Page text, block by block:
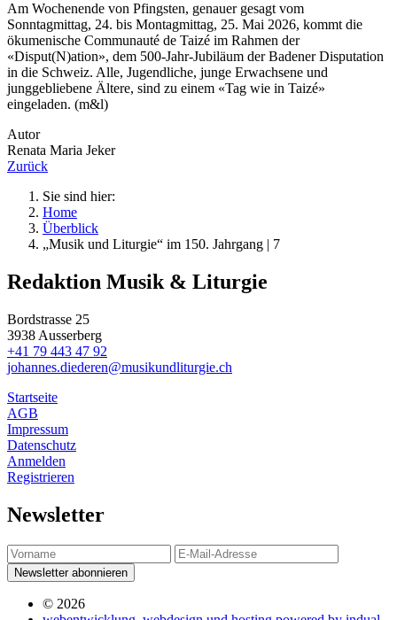
Am Wochenende von Pfingsten, genauer gesagt vom
Sonntagmittag, 24. bis Montagmittag, 25. Mai 2026, kommt die
ökumenische Communauté de Taizé im Rahmen der
«Disput(N)ation», dem 500-Jahr-Jubiläum der Badener Disputation
in die Schweiz. Alle, Jugendliche, junge Erwachsene und
junggebliebene Ältere, sind zu einem «Tag wie in Taizé»
eingeladen. (m&l)
Autor
Renata Maria Jeker
Zurück
Sie sind hier:
Home
Überblick
„Musik und Liturgie“ im 150. Jahrgang | 7
Redaktion Musik & Liturgie
Bordstrasse 25
3938 Ausserberg
+41 79 443 47 92
johannes.diederen@musikundliturgie.ch
Startseite
AGB
Impressum
Datenschutz
Anmelden
Registrieren
Newsletter
Newsletter abonnieren
© 2026